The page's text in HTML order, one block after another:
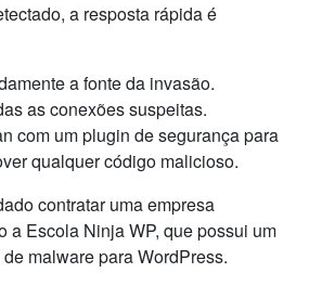
a resposta rápida é
a fonte da invasão.
as conexões suspeitas.
com um plugin de segurança para
qualquer código malicioso.
contratar uma empresa
a Escola Ninja WP, que possui um
malware para WordPress.